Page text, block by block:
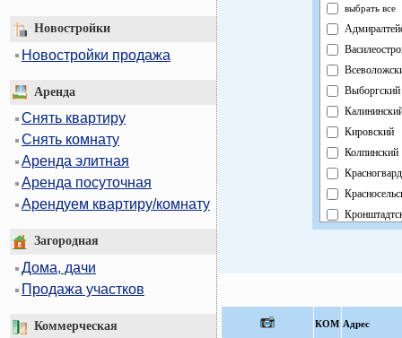
Новостройки
Новостройки продажа
Аренда
Снять квартиру
Снять комнату
Аренда элитная
Аренда посуточная
Арендуем квартиру/комнату
Загородная
Дома, дачи
Продажа участков
Коммерческая
выбрать все
Выборгский
Кировский
Колпинский
Павловский
КOМ Адрес